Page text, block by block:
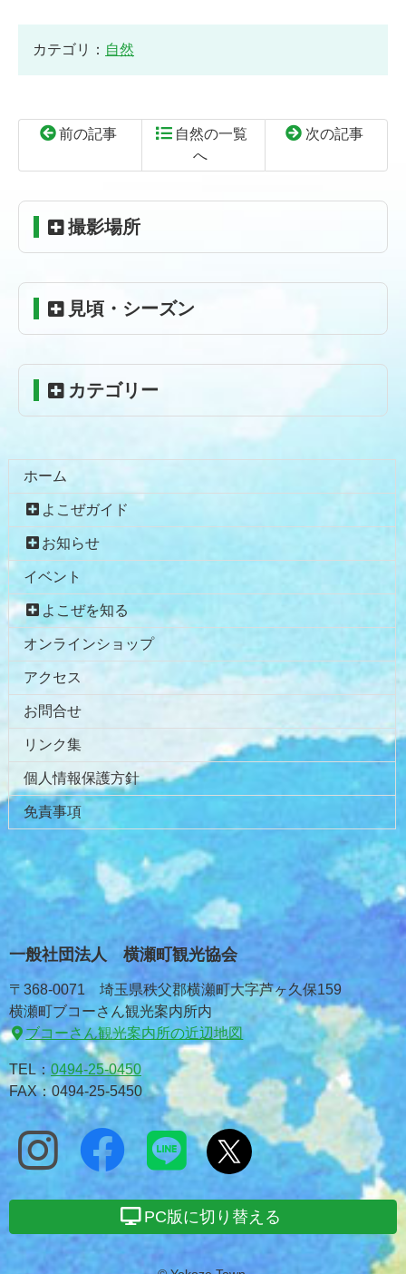
カテゴリ： 自然
前の記事
自然の一覧
へ
次の記事
ン
ン
本
の
ー
の
頭
戻
撮影場所
見頃・シーズン
カテゴリー
ホーム
よこぜガイド
お知らせ
イベント
よこぜを知る
オンラインショップ
アクセス
お問合せ
リンク集
個人情報保護方針
免責事項
一般社団法人 横瀬町観光協会
〒368-0071 埼玉県秩父郡横瀬町大字芦ヶ久保159
横瀬町ブコーさん観光案内所内
ブコーさん観光案内所の近辺地図
TEL：0494-25-0450
FAX：0494-25-5450
PC版に切り替える